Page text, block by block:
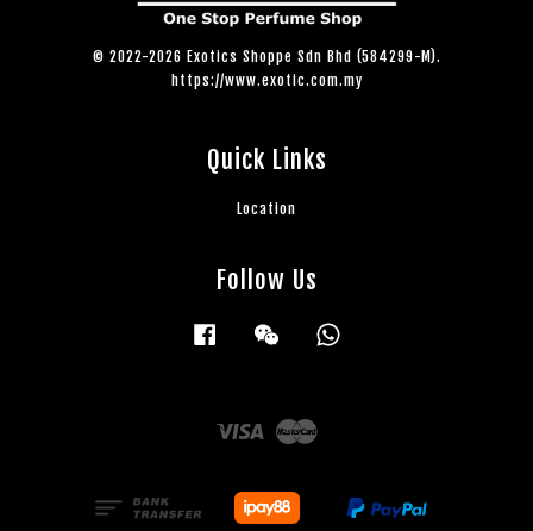
© 2022-2026 Exotics Shoppe Sdn Bhd (584299-M).
https://www.exotic.com.my
Quick Links
Location
Follow Us
Facebook Wechat
Visa